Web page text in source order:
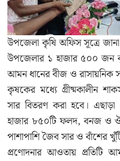
উপজেলা কৃষি অফিস সূত্রে
উপজেলার ১ হাজার ৫০০ জন
আমন ধানের বীজ ও রাসায়নিক
কৃষকের মধ্যে গ্রীষ্মকালীন
সার বিতরণ করা হবে। এছাড়া
হাজার ৮৫০টি ফলদ, বনজ ও
পাশাপাশি জৈব সার ও বাঁশের
প্রণোদনার আওতায় প্রতিটি